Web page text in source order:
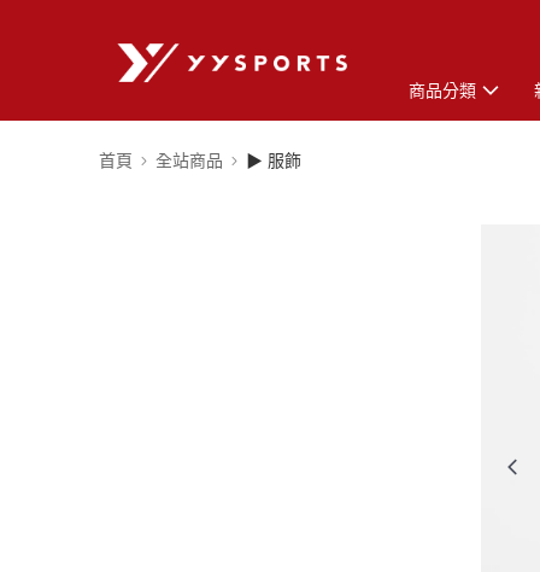
商品分類
首頁 全站商品 ▶ 服飾